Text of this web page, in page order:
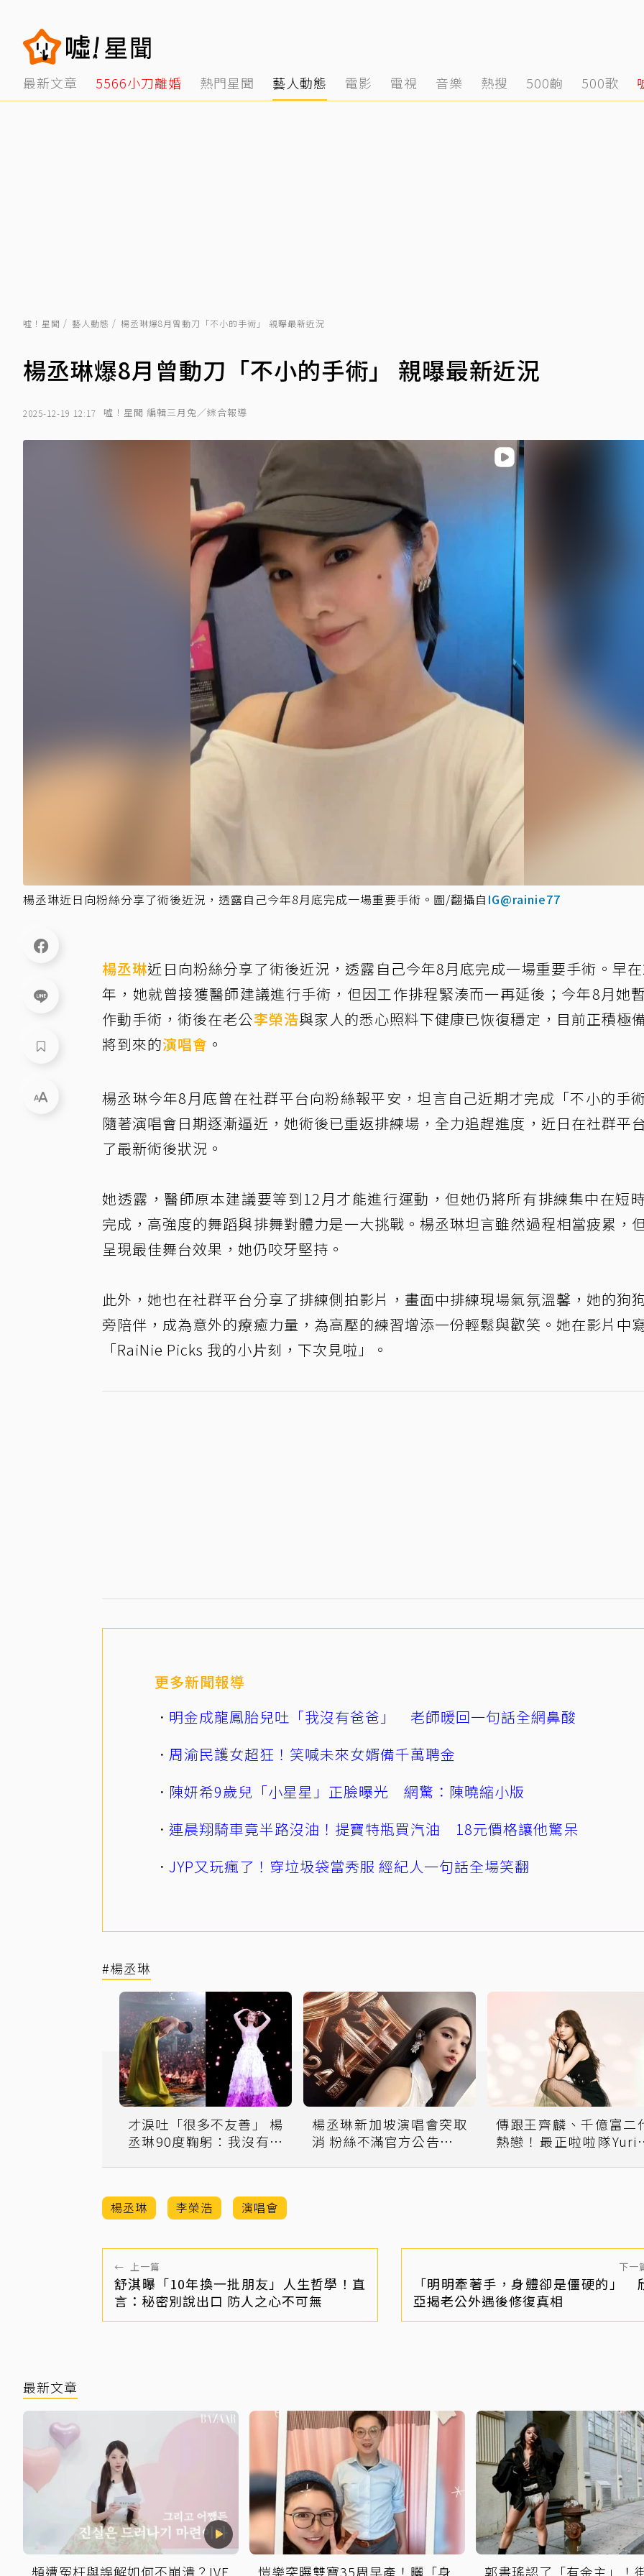
最新文章 5566小刀離婚 熱門星聞 藝人動態 電影 電視 音樂 熱搜 500齣 500歌
噓！星聞 藝人動態 楊丞琳爆8月曾動刀「不小的手術」 親曝最新近況
楊丞琳爆8月曾動刀「不小的手術」 親曝最新近況
2025-12-19 12:17 噓！星聞 編輯三月兔／綜合報導
楊丞琳近日向粉絲分享了術後近況，透露自己今年8月底完成一場重要手術。圖/翻攝自 IG@rainie77
楊丞琳近日向粉絲分享了術後近況，透露自己今年8月底完成一場重要手術。早
年，她就曾接獲醫師建議進行手術，但因工作排程緊湊而一再延後；今年8月她
作動手術，術後在老公李榮浩與家人的悉心照料下健康已恢復穩定，目前正積極
將到來的演唱會 。
楊丞琳今年8月底曾在社群平台向粉絲報平安，坦言自己近期才完成「不小的手
隨著演唱會日期逐漸逼近，她術後已重返排練場，全力追趕進度，近日在社群平
了最新術後狀況。
她透露，醫師原本建議要等到12月才能進行運動，但她仍將所有排練集中在短
完成，高強度的舞蹈與排舞對體力是一大挑戰。楊丞琳坦言雖然過程相當疲累，
呈現最佳舞台效果，她仍咬牙堅持。
此外，她也在社群平台分享了排練側拍影片，畫面中排練現場氣氛溫馨，她的狗
旁陪伴，成為意外的療癒力量，為高壓的練習增添一份輕鬆與歡笑。她在影片中
「RaiNie Picks 我的⼩⽚刻，下次見啦」。
更多新聞報導
明金成龍鳳胎兒吐「我沒有爸爸」 老師暖回一句話全網鼻酸
周渝民護女超狂！笑喊未來女婿備千萬聘金
陳妍希9歲兒「小星星」正臉曝光 網驚：陳曉縮小版
連晨翔騎車竟半路沒油！提寶特瓶買汽油 18元價格讓他驚呆
JYP又玩瘋了！穿垃圾袋當秀服 經紀人一句話全場笑翻
#楊丞琳
才淚吐「很多不友善」 楊
丞琳90度鞠躬：我沒有變
楊丞琳新加坡演唱會突取
消 粉絲不滿官方公告刷留
傳跟王齊麟、千億富二
熱戀！最正啦啦隊Yuri
楊丞琳 李榮浩 演唱會
← 上一篇
舒淇曝「10年換一批朋友」人生哲學！直
言：秘密別說出口 防人之心不可無
下一
「明明牽著手，身體卻是僵硬的」
亞揭老公外遇後修復真相
最新文章
頻遭冤枉與誤解如何不崩潰？IVE 愷樂突曝雙寶35周早產！曬「身 郭書瑤認了「有金主」！